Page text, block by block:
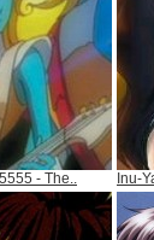
- The.. Inu-